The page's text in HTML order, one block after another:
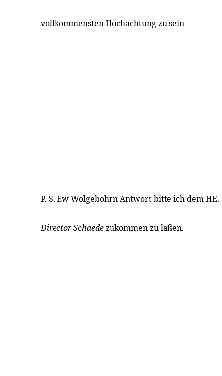
vollkommensten Hochachtung zu sein
P. S. Ew Wolgebohrn Antwort bitte ich dem HE.
Director Schaedezukommen zu laßen.